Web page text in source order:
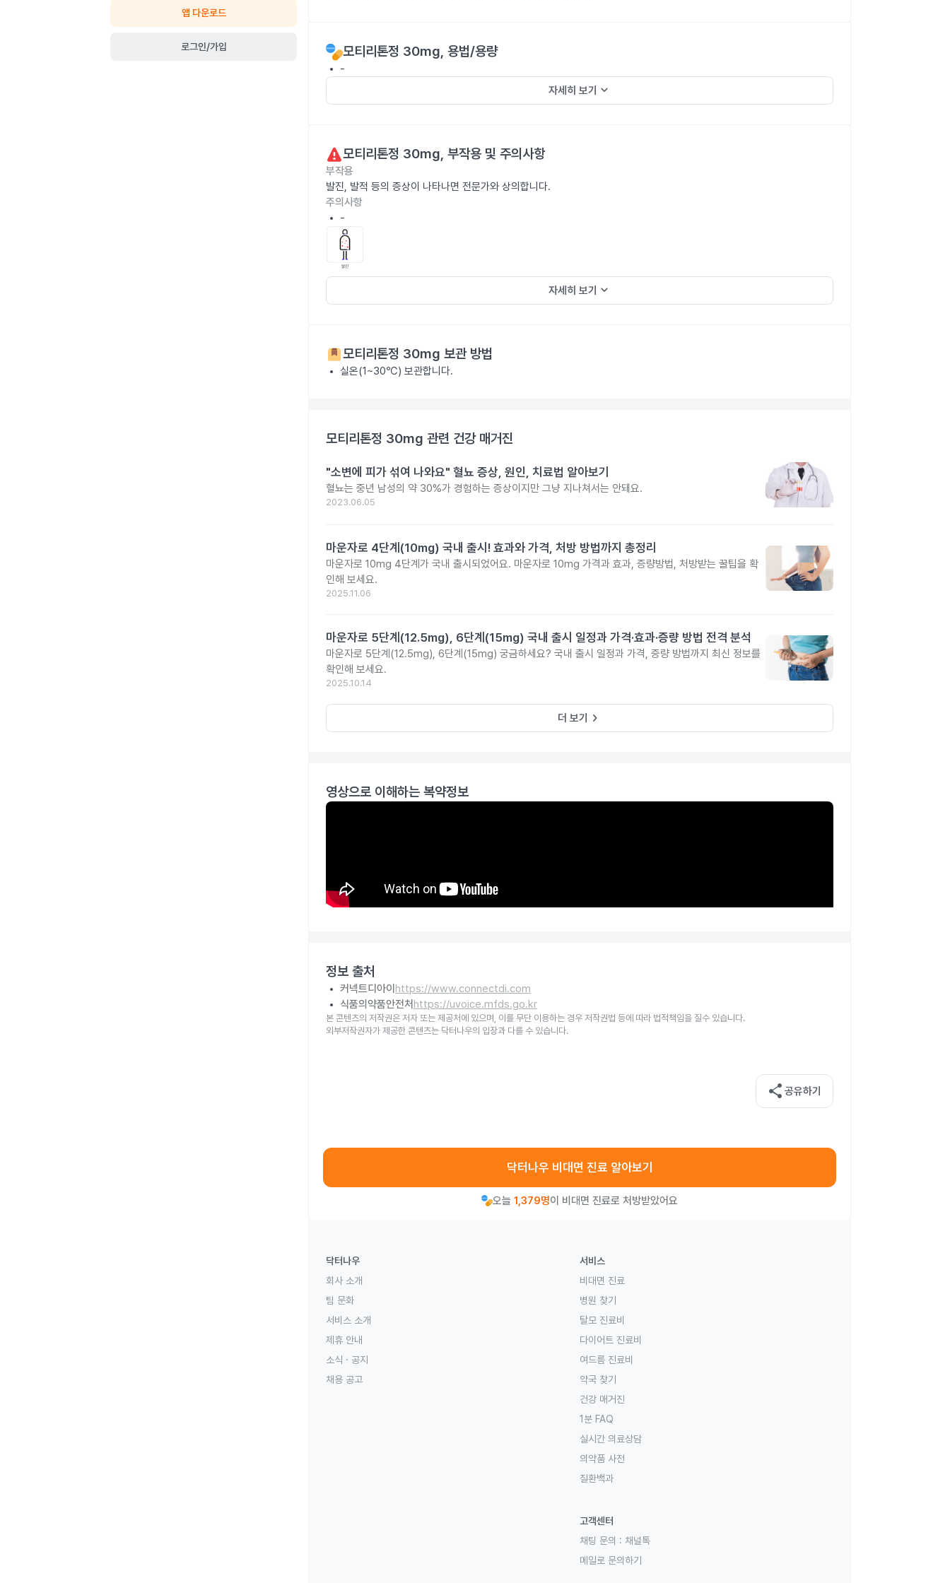
앱 다운로드
로그인/가입 모티리톤정 30mg, 용법/용량
-
자세히 보기 keyboard_arrow_down
모티리톤정 30mg, 부작용 및 주의사항
부작용
발진, 발적 등의 증상이 나타나면 전문가와 상의합니다.
주의사항
-
자세히 보기 keyboard_arrow_down
모티리톤정 30mg 보관 방법
실온(1~30℃) 보관합니다.
모티리톤정 30mg 관련 건강 매거진
"소변에 피가 섞여 나와요" 혈뇨 증상, 원인, 치료법 알아보기
혈뇨는 중년 남성의 약 30%가 경험하는 증상이지만 그냥 지나쳐서는 안돼요.
2023.06.05
마운자로 4단계(10mg) 국내 출시! 효과와 가격, 처방 방법까지 총정리
마운자로 10mg 4단계가 국내 출시되었어요. 마운자로 10mg 가격과 효과, 증량방법, 처방받는 꿀팁을 확
인해 보세요.
2025.11.06
마운자로 5단계(12.5mg), 6단계(15mg) 국내 출시 일정과 가격·효과·증량 방법 전격 분석
마운자로 5단계(12.5mg), 6단계(15mg) 궁금하세요? 국내 출시 일정과 가격, 증량 방법까지 최신 정보를
확인해 보세요.
2025.10.14
더 보기 keyboard_arrow_right
영상으로 이해하는 복약정보
정보 출처
커넥트디아이 https://www.connectdi.com
식품의약품안전처 https://uvoice.mfds.go.kr
본 콘텐츠의 저작권은 저자 또는 제공처에 있으며, 이를 무단 이용하는 경우 저작권법 등에 따라 법적책임을 질수 있습니다.
외부저작권자가 제공한 콘텐츠는 닥터나우의 입장과 다를 수 있습니다.
share 공유하기
닥터나우 비대면 진료 알아보기
오늘 1,379명이 비대면 진료로 처방받았어요
닥터나우
회사 소개
팀 문화
서비스 소개
제휴 안내
소식 · 공지
채용 공고
서비스
비대면 진료
병원 찾기
탈모 진료비
다이어트 진료비
여드름 진료비
약국 찾기
건강 매거진
1분 FAQ
실시간 의료상담
의약품 사전
질환백과
고객센터
채팅 문의 : 채널톡
메일로 문의하기